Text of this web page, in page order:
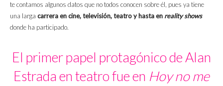
te contamos algunos datos que no todos conocen sobre él, pues ya tiene
una larga carrera en cine, televisión, teatro y hasta en reality shows
donde ha participado.
El primer papel protagónico de Alan
Estrada en teatro fue en Hoy no me